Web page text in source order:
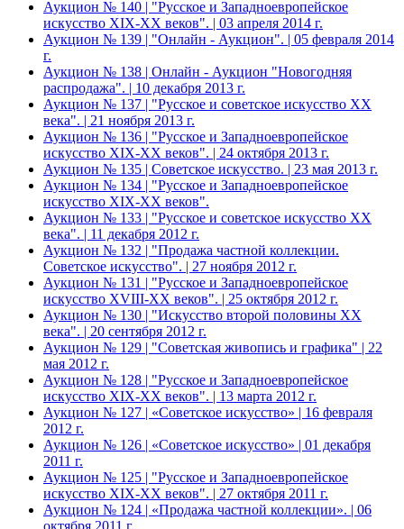
Аукцион № 140 | "Русское и Западноевропейское
искусство XIX-ХХ веков". | 03 апреля 2014 г.
Аукцион № 139 | "Онлайн - Аукцион". | 05 февраля 2014
г.
Аукцион № 138 | Онлайн - Аукцион "Новогодняя
распродажа". | 10 декабря 2013 г.
Аукцион № 137 | "Русское и советское искусство ХХ
века". | 21 ноября 2013 г.
Аукцион № 136 | "Русское и Западноевропейское
искусство XIX-ХХ веков". | 24 октября 2013 г.
Аукцион № 135 | Советское искусство. | 23 мая 2013 г.
Аукцион № 134 | "Русское и Западноевропейское
искусство XIX-ХХ веков".
Аукцион № 133 | "Русское и советское искусство ХХ
века". | 11 декабря 2012 г.
Аукцион № 132 | "Продажа частной коллекции.
Советское искусство". | 27 ноября 2012 г.
Аукцион № 131 | "Русское и Западноевропейское
искусство XVIII-ХХ веков". | 25 октября 2012 г.
Аукцион № 130 | "Искусство второй половины XX
века". | 20 сентября 2012 г.
Аукцион № 129 | "Советская живопись и графика" | 22
мая 2012 г.
Аукцион № 128 | "Русское и Западноевропейское
искусство XIX-ХХ веков". | 13 марта 2012 г.
Аукцион № 127 | «Советское искусство» | 16 февраля
2012 г.
Аукцион № 126 | «Советское искусство» | 01 декабря
2011 г.
Аукцион № 125 | "Русское и Западноевропейское
искусство XIX-ХХ веков". | 27 октября 2011 г.
Аукцион № 124 | «Продажа частной коллекции». | 06
октября 2011 г.